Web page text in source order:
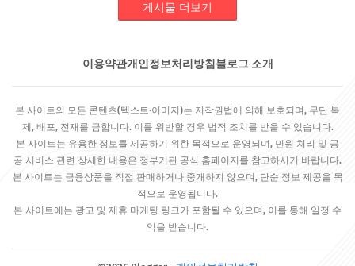
게시물 더보기
이용약관개인정보처리방침 블로그 소개
본 사이트의 모든 콘텐츠(텍스트·이미지)는 저작권법에 의해 보호되며, 무단 복
제, 배포, 전재를 금합니다. 이를 위반할 경우 법적 조치를 받을 수 있습니다.
본 사이트는 유용한 정보를 제공하기 위한 목적으로 운영되며, 민원 처리 및 공
공 서비스 관련 상세한 내용은 정부기관 공식 홈페이지를 참고하시기 바랍니다.
본 사이트는 금융상품을 직접 판매하거나 중개하지 않으며, 단순 정보 제공을 목
적으로 운영됩니다.
본 사이트에는 광고 및 제휴 마케팅 링크가 포함될 수 있으며, 이를 통해 일정 수
익을 받습니다.